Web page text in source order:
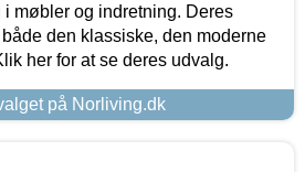
i møbler og indretning. Deres
den klassiske, den moderne
her for at se deres udvalg.
på Norliving.dk